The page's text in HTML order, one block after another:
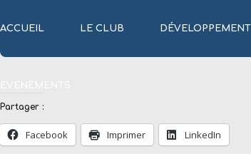
ACCUEIL LE CLUB DÉVELOPPEMENT
Partager :
Facebook Imprimer LinkedIn